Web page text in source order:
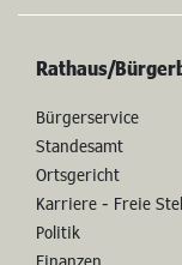
Impressum
Rathaus/
Bürgerservice
Standesamt
Ortsgericht
Karriere - Freie